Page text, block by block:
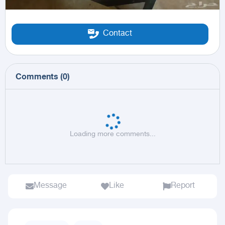
Contact
Comments (0)
Loading more comments...
Message Like Report